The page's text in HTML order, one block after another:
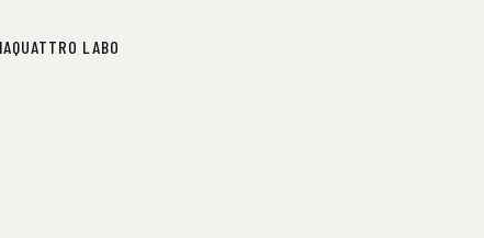
QUATTRO LABO